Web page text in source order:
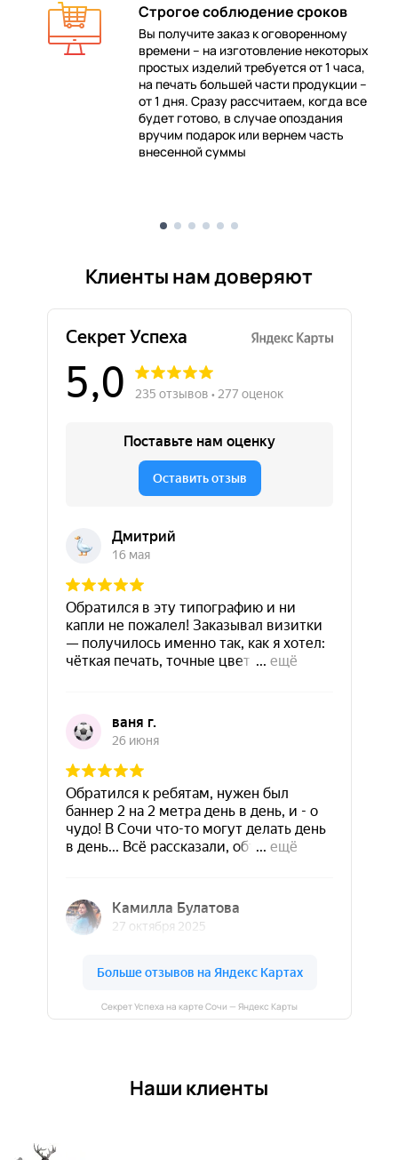
Строгое соблюдение сроков
Вы получите заказ к оговоренному
времени – на изготовление некоторых
простых изделий требуется от 1 часа,
на печать большей части продукции –
от 1 дня. Сразу рассчитаем, когда все
будет готово, в случае опоздания
вручим подарок или вернем часть
внесенной суммы
Клиенты нам доверяют
Секрет Успеха на карте Сочи — Яндекс Карты
Наши клиенты